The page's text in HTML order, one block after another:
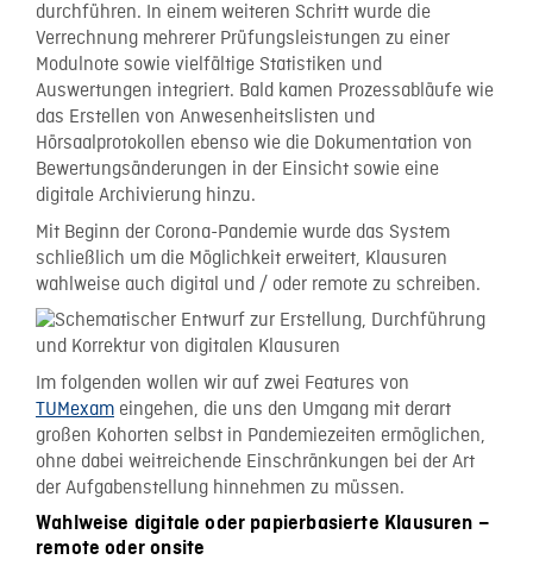
durchführen. In einem weiteren Schritt wurde die
Verrechnung mehrerer Prüfungsleistungen zu einer
Modulnote sowie vielfältige Statistiken und
Auswertungen integriert. Bald kamen Prozessabläufe wie
das Erstellen von Anwesenheitslisten und
Hörsaalprotokollen ebenso wie die Dokumentation von
Bewertungsänderungen in der Einsicht sowie eine
digitale Archivierung hinzu.
Mit Beginn der Corona-Pandemie wurde das System
schließlich um die Möglichkeit erweitert, Klausuren
wahlweise auch digital und / oder remote zu schreiben.
Im folgenden wollen wir auf zwei Features von
TUMexam eingehen, die uns den Umgang mit derart
großen Kohorten selbst in Pandemiezeiten ermöglichen,
ohne dabei weitreichende Einschränkungen bei der Art
der Aufgabenstellung hinnehmen zu müssen.
Wahlweise digitale oder papierbasierte Klausuren –
remote oder onsite